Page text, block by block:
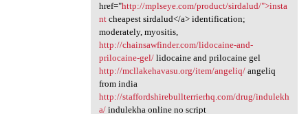
href="http://mplseye.com/product/sirdalud/">insta
ntcheapest sirdalud</a> identification;
moderately, myositis,
http://chainsawfinder.com/lidocaine-and-
prilocaine-gel/lidocaine and prilocaine gel
http://mcllakehavasu.org/item/angeliq/angeliq
from india
http://staffordshirebullterrierhq.com/drug/indulekh
a/indulekha online no script